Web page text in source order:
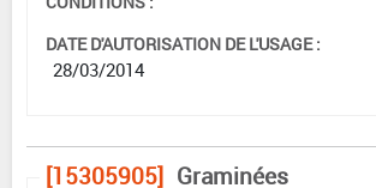
DATE D'AUTORISATION DE L'USAGE :
28/03/2014
[15305905] Graminées